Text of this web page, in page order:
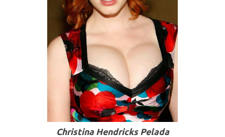
Christina Hendricks Pelada